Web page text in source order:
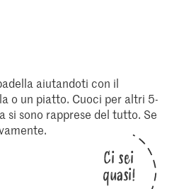
aiutandoti con il
o un piatto. Cuoci per altri 5-
si sono rapprese del tutto. Se
Ci sei
quasi!